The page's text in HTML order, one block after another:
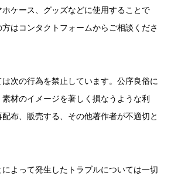
ケース、グッズなどに使用することで
はコンタクトフォームからご相談くださ
は次の行為を禁止しています。公序良俗に
材のイメージを著しく損なうような利
布、販売する、その他著作者が不適切と
によって発生したトラブルについては一切